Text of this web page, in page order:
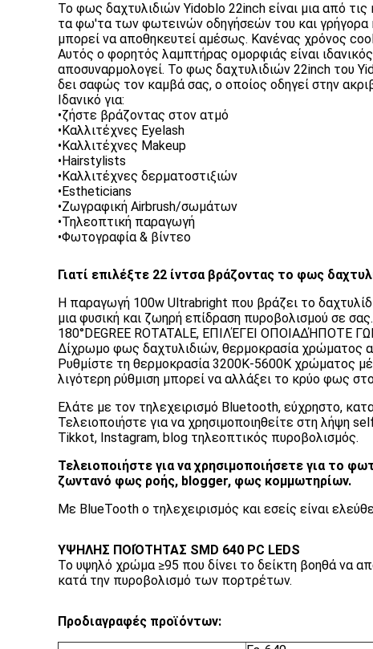
Το φως δαχτυλιδιών Yidoblo 22inch είναι μια από
τα φω'τα των φωτεινών οδηγήσεών του και γρήγορα
μπορεί να αποθηκευτεί αμέσως. Κανένας χρόνος
Αυτός ο φορητός λαμπτήρας ομορφιάς είναι
αποσυναρμολογεί. Το φως δαχτυλιδιών 22inch του
δει σαφώς τον καμβά σας, ο οποίος οδηγεί στην
Ιδανικό για:
•ζήστε βράζοντας στον ατμό
•Καλλιτέχνες Eyelash
•Καλλιτέχνες Makeup
•Hairstylists
•Καλλιτέχνες δερματοστιξιών
•Estheticians
•Ζωγραφική Airbrush/σωμάτων
•Τηλεοπτική παραγωγή
•Φωτογραφία & βίντεο
Γιατί επιλέξτε 22 ίντσα βράζοντας το φως
Η παραγωγή 100w Ultrabright που βράζει το
μια φυσική και ζωηρή επίδραση πυροβολισμού σε σας.
180°DEGREE ROTATALE, ΕΠΙΛΈΓΕΙ ΟΠΟΙΑΔΉΠΟΤΕ
Δίχρωμο φως δαχτυλιδιών, θερμοκρασία χρώματος
Ρυθμίστε τη θερμοκρασία 3200K-5600K χρώματος
λιγότερη ρύθμιση μπορεί να αλλάξει το κρύο φως
Ελάτε με τον τηλεχειρισμό Bluetooth, εύχρηστο,
Τελειοποιήστε για να χρησιμοποιηθείτε στη λήψη
Tikkot, Instagram, blog τηλεοπτικός πυροβολισμός.
Τελειοποιήστε για να χρησιμοποιήσετε για το
ζωντανό φως ροής, blogger, φως κομμωτηρίων.
Με BlueTooth ο τηλεχειρισμός και εσείς είναι
ΥΨΗΛΗΣ ΠΟΙΌΤΗΤΑΣ SMD 640 PC LEDS
Το υψηλό χρώμα ≥95 που δίνει το δείκτη βοηθά να
κατά την πυροβολισμό των πορτρέτων.
Προδιαγραφές προϊόντων: